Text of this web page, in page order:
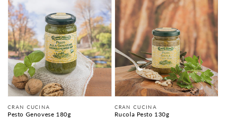
Anbieter:
CRAN CUCINA
Pesto Genovese 180g
Anbieter:
CRAN CUCINA
Rucola Pesto 130g